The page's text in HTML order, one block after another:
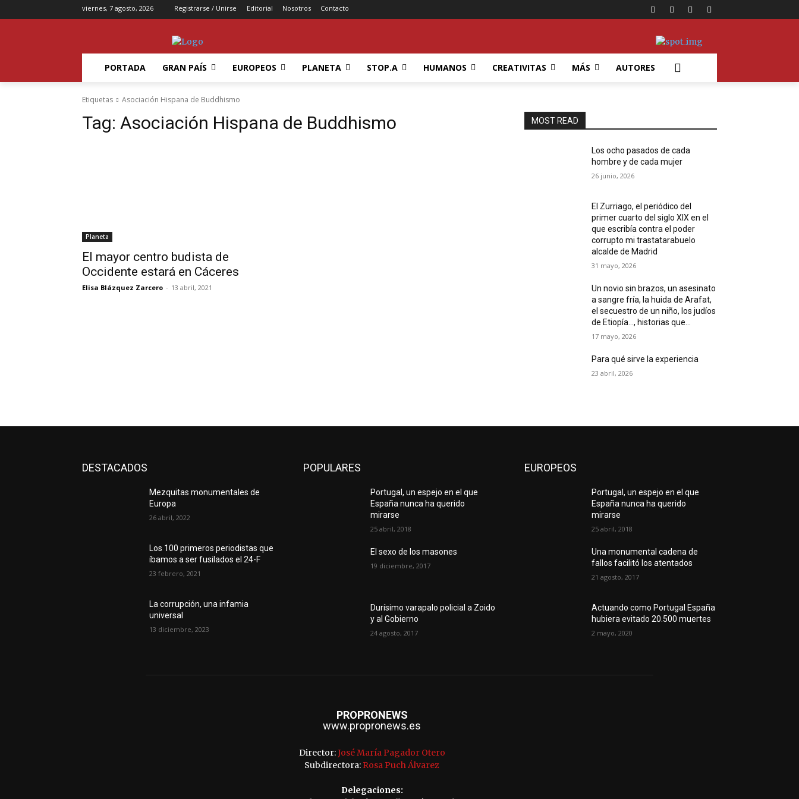
viernes, 7 agosto, 2026 Registrarse / Unirse Editorial Nosotros Contacto
PORTADA GRAN PAÍS EUROPEOS PLANETA STOP.A HUMANOS CREATIVITAS MÁS AUTORES
Etiquetas Asociación Hispana de Buddhismo
Tag: Asociación Hispana de Buddhismo
Planeta
El mayor centro budista de
Occidente estará en Cáceres
Elisa Blázquez Zarcero - 13 abril, 2021
MOST READ
Los ocho pasados de cada
hombre y de cada mujer
26 junio, 2026
El Zurriago, el periódico del
primer cuarto del siglo XIX en el
que escribía contra el poder
corrupto mi trastatarabuelo
alcalde de Madrid
31 mayo, 2026
Un novio sin brazos, un asesinato
a sangre fría, la huida de Arafat,
el secuestro de un niño, los judíos
de Etiopía…, historias que...
17 mayo, 2026
Para qué sirve la experiencia
23 abril, 2026
DESTACADOS
Mezquitas monumentales de
Europa
26 abril, 2022
Los 100 primeros periodistas que
íbamos a ser fusilados el 24-F
23 febrero, 2021
La corrupción, una infamia
universal
13 diciembre, 2023
POPULARES
Portugal, un espejo en el que
España nunca ha querido
mirarse
25 abril, 2018
El sexo de los masones
19 diciembre, 2017
Durísimo varapalo policial a Zoido
y al Gobierno
24 agosto, 2017
EUROPEOS
Portugal, un espejo en el que
España nunca ha querido
mirarse
25 abril, 2018
Una monumental cadena de
fallos facilitó los atentados
21 agosto, 2017
Actuando como Portugal España
hubiera evitado 20.500 muertes
2 mayo, 2020
PROPRONEWS
www.propronews.es
Director:José María Pagador Otero
Subdirectora: Rosa Puch Álvarez
Delegaciones: